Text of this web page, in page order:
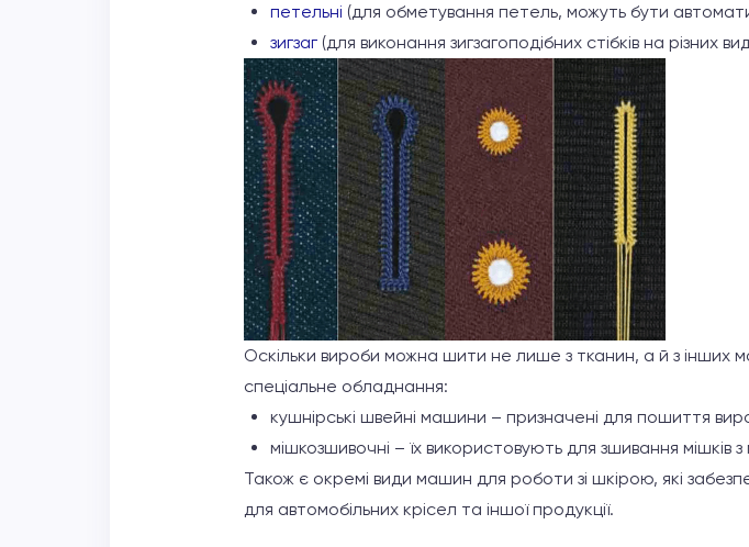
петельні (для обметування петель, можуть бути
зигзаг (для виконання зигзагоподібних стібків на різних
Оскільки вироби можна шити не лише з тканин, а й з інших
спеціальне обладнання:
кушнірські швейні машини – призначені для пошиття
мішкозшивочні – їх використовують для зшивання мішків з
Також є окремі види машин для роботи зі шкірою, які
для автомобільних крісел та іншої продукції.